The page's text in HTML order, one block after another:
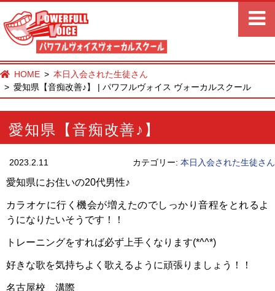
HOME
本日入会された生徒さん
愛知県【音痴改善♪】 | パワフルヴォイス ヴォーカルスクール
愛知県【音痴改善♪】
2023.2.11 カテゴリー: 本日入会された生徒さん
愛知県にお住いの20代男性♪
カラオケに行く機会が増えたのでしっかり音程をとれるよ
うになりたいそうです！！
トレーニングをすれば必ず上手くなります(*^^*)
好きな歌を気持ちよく歌えるように頑張りましょう！！
名古屋校 溝際